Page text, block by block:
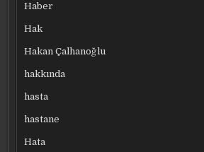
Haber
Hak
Hakan Çalhanoğlu
hakkında
hasta
hastane
Hata